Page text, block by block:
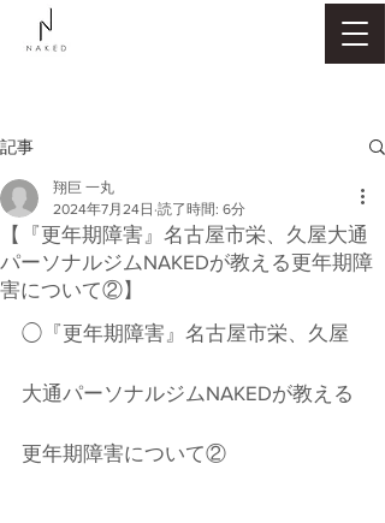
記事
【『更年期障害』名古屋市栄、久屋大通
パーソナルジムNAKEDが教える更年期障
害について②】
翔巨 一丸
2024年7月24日 読了時間: 6分
◯『更年期障害』名古屋市栄、久屋
大通パーソナルジムNAKEDが教える
更年期障害について②